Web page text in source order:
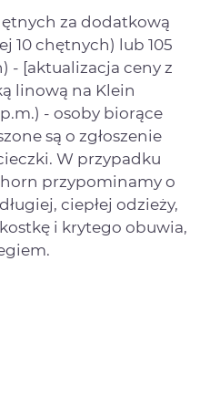
za dodatkową
10 chętnych) lub 105
- [aktualizacja ceny z
linową na Klein
- osoby biorące
są o zgłoszenie
W przypadku
przypominamy o
ciepłej odzieży,
i krytego obuwia,